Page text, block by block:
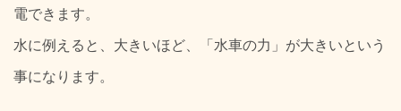
電できます。
水に例えると、大きいほど、「水車の力」が大きいという
事になります。